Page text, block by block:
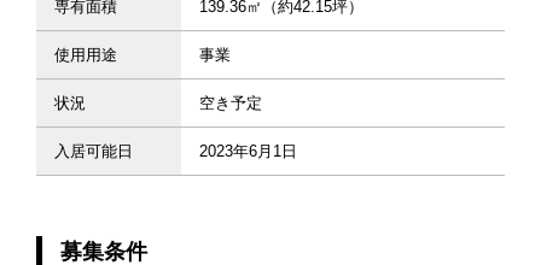
専有面積 139.36㎡（約42.15坪）
使用用途 事業
状況 空き予定
入居可能日 2023年6月1日
募集条件